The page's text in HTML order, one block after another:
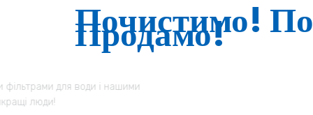
Почистимо!
Продамо!
Ми впевнені що Ви залишитеся задоволені нашими